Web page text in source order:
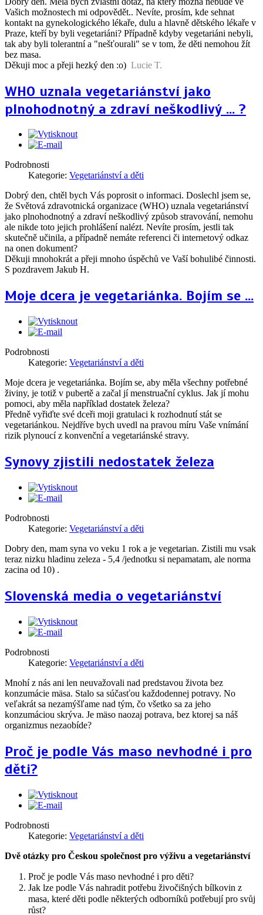
Vašich možnostech mi odpovědět.. Nevíte, prosím, kde sehnat
kontakt na gynekologického lékaře, dulu a hlavně dětského lékaře v
Praze, kteří by byli vegetariáni? Případně kdyby vegetariáni nebyli,
tak aby byli tolerantní a "nešťourali" se v tom, že děti nemohou žít
bez masa.
Děkuji moc a přeji hezký den :o) Lucie T.
WHO uznala vegetariánství jako
plnohodnotný a zdraví neškodlivý ... ?
Podrobnosti
Kategorie: Vegetariánství a děti
Dobrý den, chtěl bych Vás poprosit o informaci. Doslechl jsem se,
že Světová zdravotnická organizace (WHO) uznala vegetariánství
jako plnohodnotný a zdraví neškodlivý způsob stravování, nemohu
ale nikde toto jejich prohlášení nalézt. Nevíte prosím, jestli tak
skutečně učinila, a případně nemáte referenci či internetový odkaz
na onen dokument?
Děkuji mnohokrát a přeji mnoho úspěchů ve Vaší bohulibé činnosti.
S pozdravem Jakub H.
Moje dcera je vegetariánka. Bojím se ...
Podrobnosti
Kategorie: Vegetariánství a děti
Moje dcera je vegetariánka. Bojím se, aby měla všechny potřebné
živiny, je totiž v pubertě a začal jí menstruační cyklus. Jak jí mohu
pomoci, aby měla například dostatek železa?
Předně vyřiďte své dceři moji gratulaci k rozhodnutí stát se
vegetariánkou. Nejdříve bych uvedl na pravou míru Vaše vnímání
rizik plynoucí z konvenční a vegetariánské stravy.
Synovy zjistili nedostatek železa
Podrobnosti
Kategorie: Vegetariánství a děti
Dobry den, mam syna vo veku 1 rok a je vegetarian. Zistili mu vsak
teraz nizku hladinu zeleza - 5,4 /jednotku si nepamatam, ale norma
zacina od 10) .
Slovenská media o vegetariánství
Podrobnosti
Kategorie: Vegetariánství a děti
Mnohí z nás ani len neuvažovali nad predstavou života bez
konzumácie mäsa. Stalo sa súčasťou každodennej potravy. No
veľakrát sa nezamýšľame nad tým, čo všetko sa za jeho
konzumáciou skrýva. Je mäso naozaj potrava, bez ktorej sa náš
organizmus nezaobíde?
Proč je podle Vás maso nevhodné i pro
děti?
Podrobnosti
Kategorie: Vegetariánství a děti
Dvě otázky pro Českou společnost pro výživu a vegetariánství
Proč je podle Vás maso nevhodné i pro děti?
Jak lze podle Vás nahradit potřebu živočišných bílkovin z
masa, které děti podle některých odborníků potřebují pro svůj
růst?